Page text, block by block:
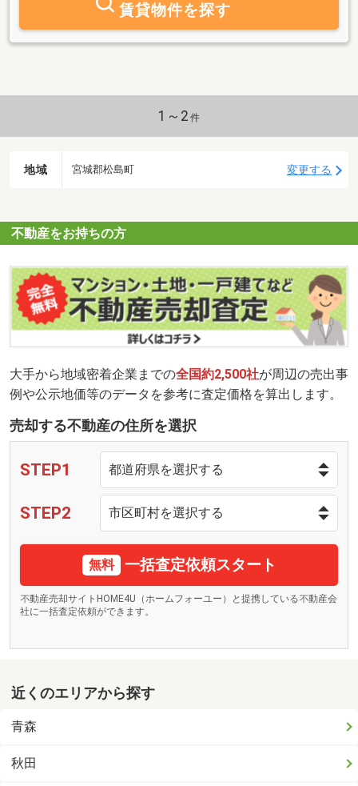
賃貸物件を探す
1～2 件
地域 宮城郡松島町 変更する
不動産をお持ちの方
大手から地域密着企業までの全国約2,500社が周辺の売出事
例や公示地価等のデータを参考に査定価格を算出します。
売却する不動産の住所を選択
STEP1
STEP2
無料 一括査定依頼スタート
不動産売却サイトHOME4U（ホームフォーユー）と提携している不動産会
社に一括査定依頼ができます。
近くのエリアから探す
青森
秋田